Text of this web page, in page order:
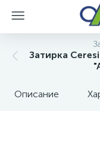
Затирка
Описание